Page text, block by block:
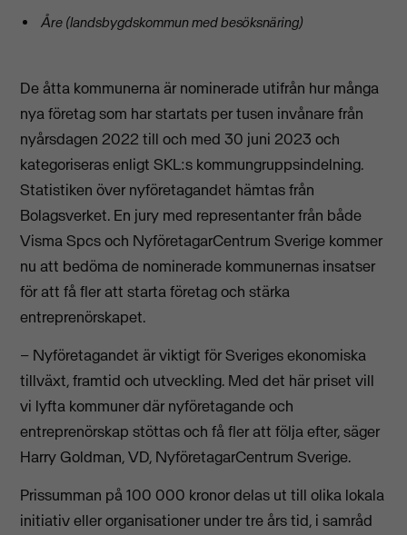
Åre (landsbygdskommun med besöksnäring)
De åtta kommunerna är nominerade utifrån hur många
nya företag som har startats per tusen invånare från
nyårsdagen 2022 till och med 30 juni 2023 och
kategoriseras enligtSKL:s kommungruppsindelning.
Statistiken över nyföretagandet hämtas från
Bolagsverket. En jury med representanter från både
Visma Spcs och NyföretagarCentrum Sverige kommer
nu att bedöma de nominerade kommunernas insatser
för att få fler att starta företag och stärka
entreprenörskapet.
– Nyföretagandet är viktigt för Sveriges ekonomiska
tillväxt, framtid och utveckling. Med det här priset vill
vi lyfta kommuner där nyföretagande och
entreprenörskap stöttas och få fler att följa efter, säger
Harry Goldman, VD, NyföretagarCentrum Sverige.
Prissumman på 100 000 kronor delas ut till olika lokala
initiativ eller organisationer under tre års tid, i samråd